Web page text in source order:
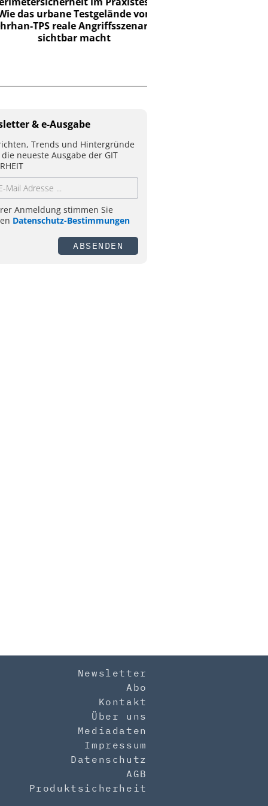
urbane Testgelände von
TPS reale Angriffsszenarien
sichtbar macht
& e-Ausgabe
Trends und Hintergründe
neueste Ausgabe der GIT
Anmeldung stimmen Sie
Datenschutz-Bestimmungen
ABSENDEN
Newsletter
Abo
Kontakt
Über uns
Mediadaten
Impressum
Datenschutz
AGB
Produktsicherheit